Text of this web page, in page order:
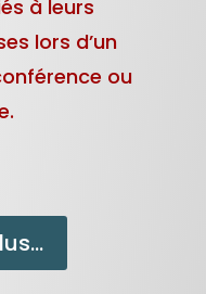
à leurs
lors d’un
ou